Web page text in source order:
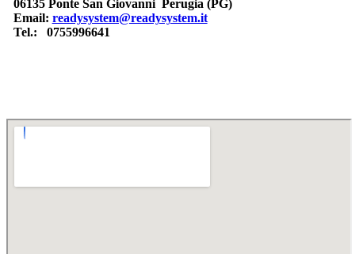
06135 Ponte San Giovanni Perugia (PG)
Email: readysystem@readysystem.it
Tel.: 0755996641